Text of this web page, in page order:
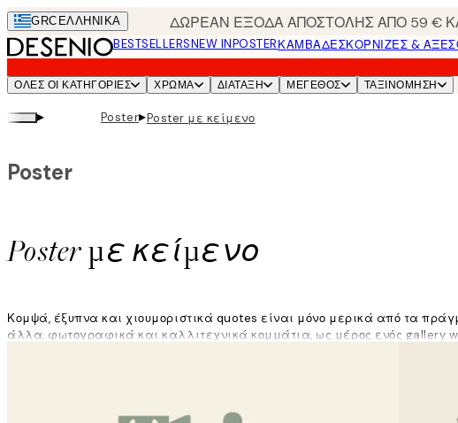
Skip
to
main
content.
GRC ΕΛΛΗΝΙΚΆ ΔΩΡΕΑΝ ΕΞΟΔΑ ΑΠΟΣΤΟΛΗΣ ΑΠΟ 59 €
BESTSELLERSNEW INPOSTERΚΑΜΒΆΔΕΣΚΟΡΝΊΖΕΣ &
ΌΛΕΣ ΟΙ ΚΑΤΗΓΟΡΊΕΣ ΧΡΩΜΑ ΔΙΑΤΑΞΗ ΜΕΓΕΘΟΣ ΤΑΞΙΝΌΜΗΣΗ
▸ Poster▸Poster με κείμενο
Poster με κείμενο
Poster
Κομψά, έξυπνα και χιουμοριστικά quotes είναι μόνο μερικά από τα
άλλα, φωτογραφικά και καλλιτεχνικά κομμάτια, ως μέρος ενός gallery